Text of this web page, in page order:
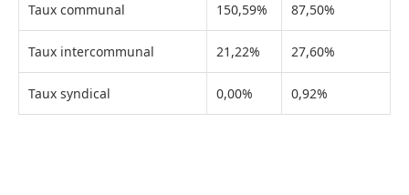
Taux communal 150,59% 87,50%
Taux intercommunal 21,22% 27,60%
Taux syndical 0,00% 0,92%